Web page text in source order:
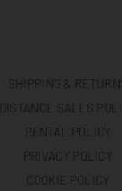
SHIPPING &
DISTANCE SALES
RENTAL POLICY
PRIVACY POLICY
COOKIE POLICY